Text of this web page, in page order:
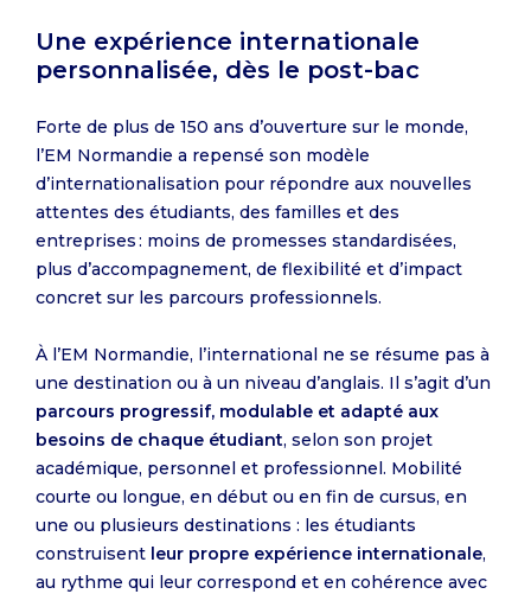
Une expérience internationale
personnalisée, dès le post-bac
Forte de plus de 150 ans d’ouverture sur le monde,
l’EM Normandie a repensé son modèle
d’internationalisation pour répondre aux nouvelles
attentes des étudiants, des familles et des
entreprises : moins de promesses standardisées,
plus d’accompagnement, de flexibilité et d’impact
concret sur les parcours professionnels.
À l’EM Normandie, l’international ne se résume pas à
une destination ou à un niveau d’anglais. Il s’agit d’un
parcours progressif, modulable et adapté aux
besoins de chaque étudiant, selon son projet
académique, personnel et professionnel. Mobilité
courte ou longue, en début ou en fin de cursus, en
une ou plusieurs destinations : les étudiants
construisent leur propre expérience internationale,
au rythme qui leur correspond et en cohérence avec